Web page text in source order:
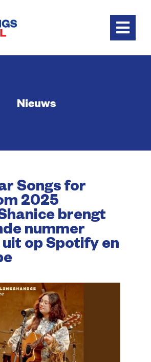
Nieuws
Songs for
2025
brengt
nummer
uit op Spotify en